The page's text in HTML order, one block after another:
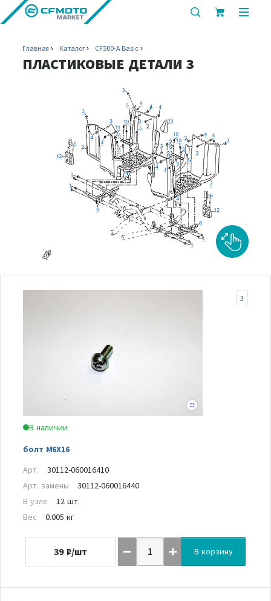
показать
Главная Каталог CF500-A Basic
ПЛАСТИКОВЫЕ ДЕТАЛИ 3
В наличии
болт M6X16
3
Арт.
30112-060016410
Арт. замены
30112-060016440
В узле
12 шт.
Вес
0.005 кг
39 ₽/шт В корзину